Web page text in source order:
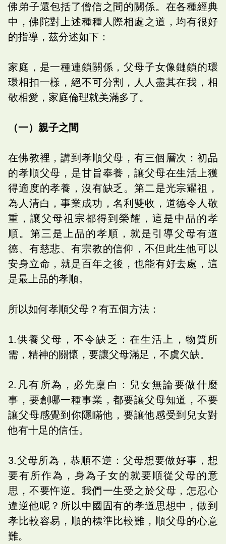
佛弟子還包括了僧信之間的關係。在各種經典
中，佛陀對上述種種人際相處之道，均有很好
的指導，茲分述如下：
家庭，是一種連鎖關係，父母子女像鏈鎖的環
環相扣一樣，絕不可分割，人人盡其在我，相
敬相愛，家庭倫理就美滿多了。
（一）親子之間
在佛教裡，講到孝順父母，有三個層次：初品
的孝順父母，是甘旨奉養，讓父母在生活上獲
得適度的孝養，沒有缺乏。第二是光宗耀祖，
為人清白，事業成功，名利雙收，道德令人敬
重，讓父母祖宗都得到榮耀，這是中品的孝
順。第三是上品的孝順，就是引導父母有道
德、有慈悲、有宗教的信仰，不但此生他可以
安身立命，就是百年之後，也能有好去處，這
是最上品的孝順。
所以如何孝順父母？有五個方法：
1.供養父母，不令缺乏：在生活上，物質所
需，精神的關懷，要讓父母滿足，不虞欠缺。
2.凡有所為，必先稟白：兒女無論要做什麼
事，要創哪一種事業，都要讓父母知道，不要
讓父母感覺到你隱瞞他，要讓他感受到兒女對
他有十足的信任。
3.父母所為，恭順不逆：父母想要做好事，想
要有所作為，身為子女的就要順從父母的意
思，不要忤逆。我們一生受之於父母，怎忍心
違逆他呢？所以中國固有的孝道思想中，做到
孝比較容易，順的標準比較難，順父母的心意
難。